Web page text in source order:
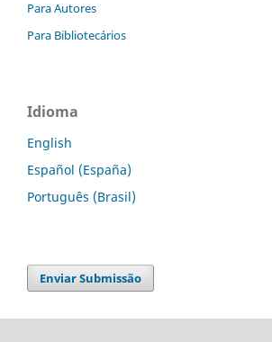
Para Autores
Para Bibliotecários
Idioma
English
Español (España)
Português (Brasil)
Enviar Submissão